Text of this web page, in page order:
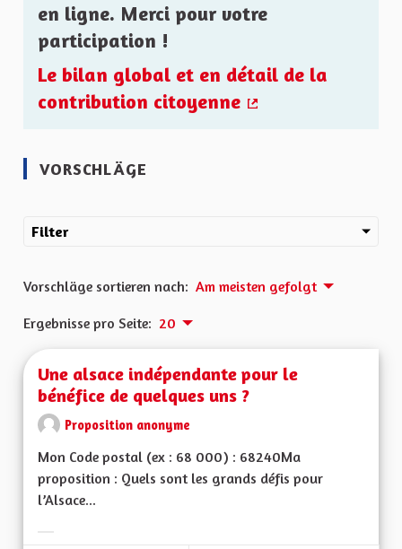
en ligne. Merci pour votre
participation !
Le bilan global et en détail de la
contribution citoyenne
VORSCHLÄGE
Filter
Vorschläge sortieren nach: Am meisten gefolgt
Ergebnisse pro Seite: 20
Une alsace indépendante pour le
bénéfice de quelques uns ?
Proposition anonyme
Mon Code postal (ex : 68 000) : 68240Ma
proposition : Quels sont les grands défis pour
l’Alsace...